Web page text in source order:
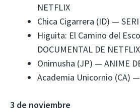
NETFLIX
Chica Cigarrera (ID) —
Higuita: El Camino del
DOCUMENTAL DE NETFLIX
Onimusha (JP) — ANIME
Academia Unicornio (CA)
3 de noviembre